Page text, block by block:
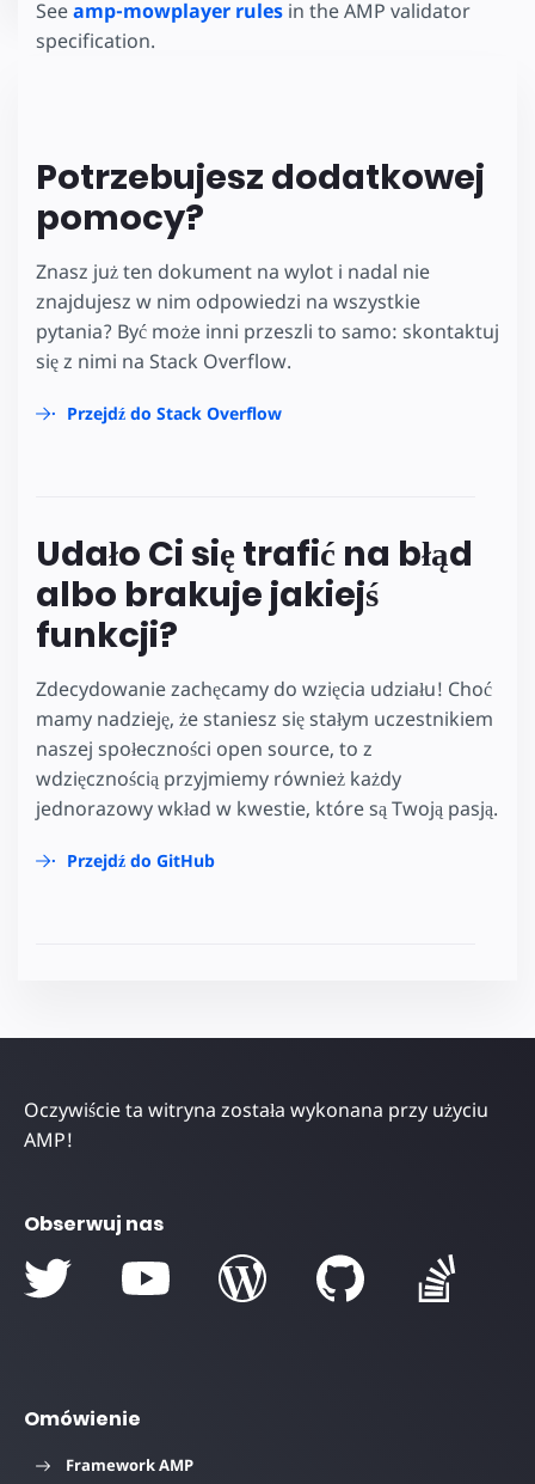
Seeamp-mowplayer rules in the AMP validator
specification.
Potrzebujesz dodatkowej
pomocy?
Znasz już ten dokument na wylot i nadal nie
znajdujesz w nim odpowiedzi na wszystkie
pytania? Być może inni przeszli to samo: skontaktuj
się z nimi na Stack Overflow.
Przejdź do Stack Overflow
Udało Ci się trafić na błąd
albo brakuje jakiejś
funkcji?
Zdecydowanie zachęcamy do wzięcia udziału! Choć
mamy nadzieję, że staniesz się stałym uczestnikiem
naszej społeczności open source, to z
wdzięcznością przyjmiemy również każdy
jednorazowy wkład w kwestie, które są Twoją pasją.
Przejdź do GitHub
Oczywiście ta witryna została wykonana przy użyciu
AMP!
Obserwuj nas
Omówienie
Framework AMP